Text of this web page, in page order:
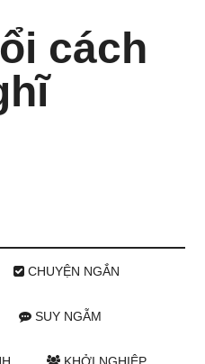
cách
CHUYỆN NGẮN
SUY NGẪM